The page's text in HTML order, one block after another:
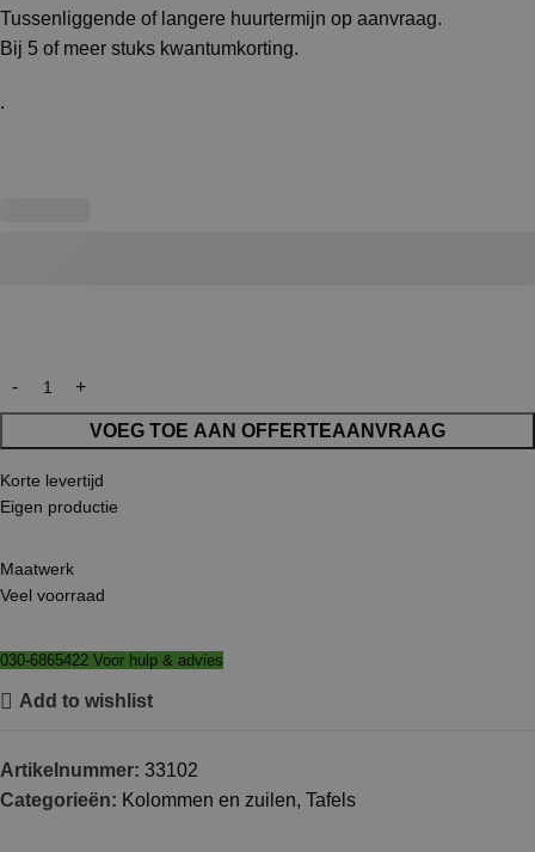
Tussenliggende of langere huurtermijn op aanvraag.
Bij 5 of meer stuks kwantumkorting.
.
VOEG TOE AAN OFFERTEAANVRAAG
Korte levertijd
Eigen productie
Maatwerk
Veel voorraad
030-6865422 Voor hulp & advies
Add to wishlist
Artikelnummer: 33102
Categorieën: Kolommen en zuilen, Tafels